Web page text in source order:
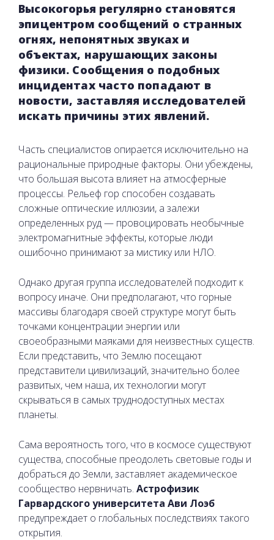
Высокогорья регулярно становятся
эпицентром сообщений о странных
огнях, непонятных звуках и
объектах, нарушающих законы
физики. Сообщения о подобных
инцидентах часто попадают в
новости, заставляя исследователей
искать причины этих явлений.
Часть специалистов опирается исключительно на
рациональные природные факторы. Они убеждены,
что большая высота влияет на атмосферные
процессы. Рельеф гор способен создавать
сложные оптические иллюзии, а залежи
определенных руд — провоцировать необычные
электромагнитные эффекты, которые люди
ошибочно принимают за мистику или НЛО.
Однако другая группа исследователей подходит к
вопросу иначе. Они предполагают, что горные
массивы благодаря своей структуре могут быть
точками концентрации энергии или
своеобразными маяками для неизвестных существ.
Если представить, что Землю посещают
представители цивилизаций, значительно более
развитых, чем наша, их технологии могут
скрываться в самых труднодоступных местах
планеты.
Сама вероятность того, что в космосе существуют
существа, способные преодолеть световые годы и
добраться до Земли, заставляет академическое
сообщество нервничать. Астрофизик
Гарвардского университета Ави Лоэб
предупреждает о глобальных последствиях такого
открытия.